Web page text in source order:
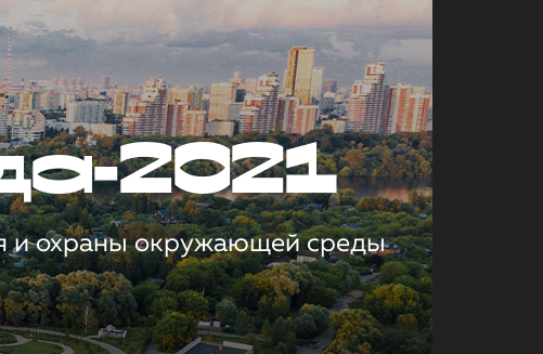
2021
и охраны окружающей среды